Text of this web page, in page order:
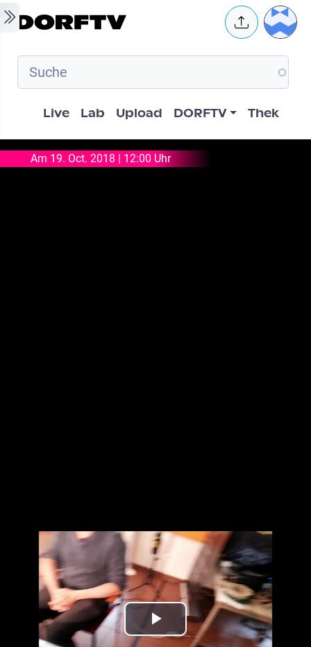
Skip to main content User
Hauptnavigation
Live Lab Upload DORFTV Thek
Am 19. Oct. 2018 | 12:00 Uhr
Play